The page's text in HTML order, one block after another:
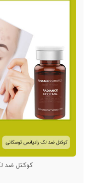
کوکتل ضد